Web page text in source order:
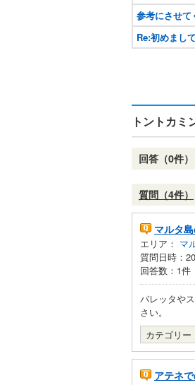
参考にさせて
Re:初めまして
トントカミ
回答（0件）
質問（4件）
マルタ
エリア： マ
質問日時：
回答数：1件
バレッタや
さい。
カテゴリー
アテネ